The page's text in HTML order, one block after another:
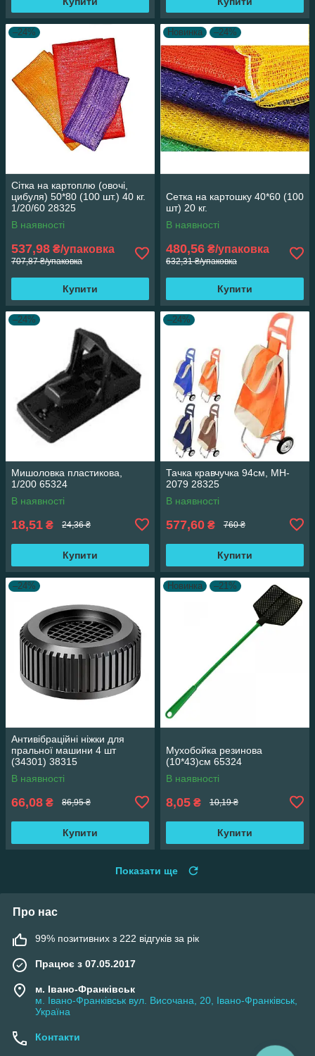
–24%
Сітка на картоплю (овочі,
цибуля) 50*80 (100 шт.) 40 кг.
1/20/60 28325
В наявності
537,98 ₴/упаковка
707,87 ₴/упаковка
Купити
Новинка –24%
Сетка на картошку 40*60 (100
шт) 20 кг.
В наявності
480,56 ₴/упаковка
632,31 ₴/упаковка
Купити
–24%
Мишоловка пластикова,
1/200 65324
В наявності
18,51 ₴ 24,36 ₴
Купити
–24%
Тачка кравчучка 94см, MH-
2079 28325
В наявності
577,60 ₴ 760 ₴
Купити
–24%
Антивібраційні ніжки для
пральної машини 4 шт
(34301) 38315
В наявності
66,08 ₴ 86,95 ₴
Купити
Новинка –21%
Мухобойка резинова
(10*43)см 65324
В наявності
8,05 ₴ 10,19 ₴
Купити
Показати ще
Про нас
99% позитивних з 222 відгуків за рік
Працює з 07.05.2017
м. Івано-Франківськ
м. Івано-Франківськ вул. Височана, 20, Івано-Франківськ,
Україна
Контакти